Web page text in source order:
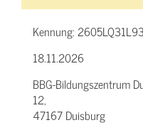
Kennung:2605LQ31L93
18.11.2026
BBG-Bildungszentrum
12,
47167 Duisburg